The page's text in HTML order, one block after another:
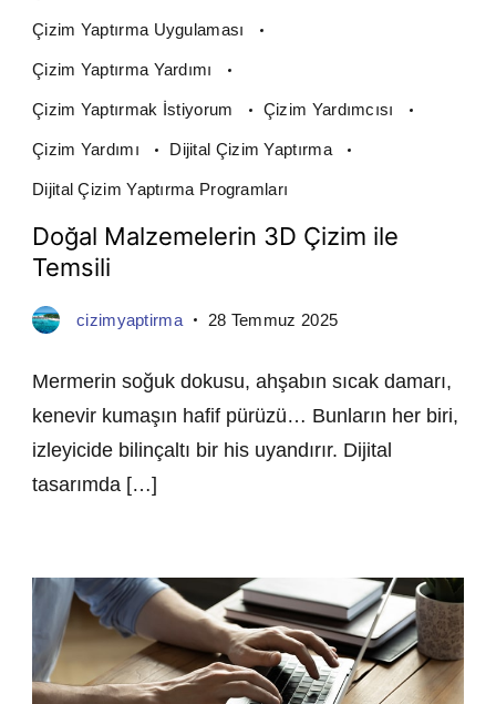
Çizim Yaptırma Uygulaması
Çizim Yaptırma Yardımı
Çizim Yaptırmak İstiyorum Çizim Yardımcısı
Çizim Yardımı Dijital Çizim Yaptırma
Dijital Çizim Yaptırma Programları
Doğal Malzemelerin 3D Çizim ile
Temsili
cizimyaptirma 28 Temmuz 2025
Mermerin soğuk dokusu, ahşabın sıcak damarı,
kenevir kumaşın hafif pürüzü… Bunların her biri,
izleyicide bilinçaltı bir his uyandırır. Dijital
tasarımda […]